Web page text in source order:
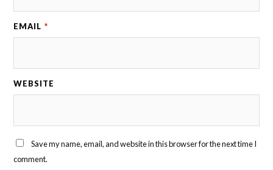
EMAIL *
WEBSITE
Save my name, email, and website in this browser for the next time I
comment.